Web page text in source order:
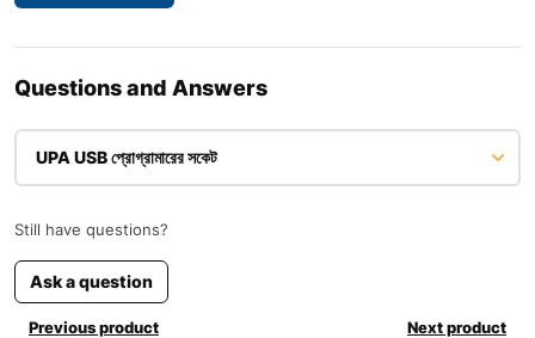
Questions and Answers
UPA USB প্রোগ্রামারের সকেট
Still have questions?
Ask a question
Previous product Next product